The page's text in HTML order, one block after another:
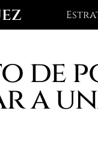
de
a